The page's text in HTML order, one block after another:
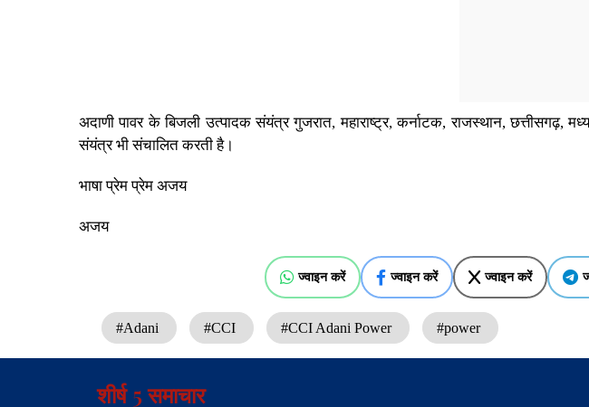
अदाणी पावर के बिजली उत्पादक संयंत्र गुजरात, महाराष्ट्र, कर्नाटक, राजस्थान,
संयंत्र भी संचालित करती है।
भाषा प्रेम प्रेम अजय
अजय
ज्वाइन करें ज्वाइन करें ज्वाइन करें
#Adani #CCI #CCI Adani Power #power
शीर्ष 5 समाचार